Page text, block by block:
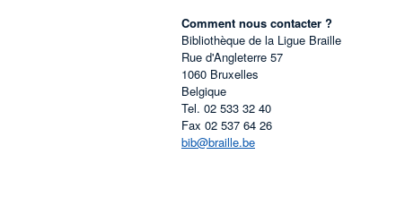
Comment nous contacter ?
Bibliothèque de la Ligue Braille
Rue d'Angleterre 57
1060 Bruxelles
Belgique
Tel. 02 533 32 40
Fax 02 537 64 26
bib@braille.be